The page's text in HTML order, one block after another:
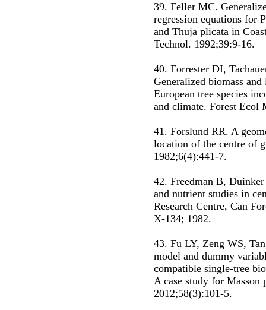
39. Feller MC.
regression equations for
and Thuja plicata in
Technol. 1992;39:9-16.
40. Forrester DI,
Generalized biomass
European tree species
and climate. Forest Ecol
41. Forslund RR. A
location of the centre of
1982;6(4):441-7.
42. Freedman B,
and nutrient studies in
Research Centre, Can
X-134; 1982.
43. Fu LY, Zeng WS,
model and dummy
compatible single-tree
A case study for Masson
2012;58(3):101-5.